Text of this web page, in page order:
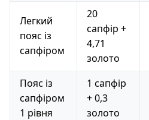
Легкий
пояс із
сапфіром
20
сапфір +
4,71
золото
Пояс із
сапфіром
1 рівня
1 сапфір
+ 0,3
золото